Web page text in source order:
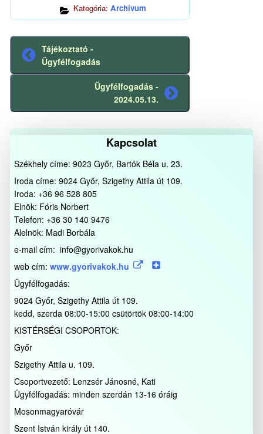
Kategória: Archívum
Előző
bejegyzés
Tájékoztató -
Ügyfélfogadás
bejegyzés
Ügyfélfogadás -
2024.05.13.
Kapcsolat
Székhely címe: 9023 Győr, Bartók Béla u. 23.
Iroda címe: 9024 Győr, Szigethy Attila út 109.
Iroda: +36 96 528 805
Elnök: Fóris Norbert
Telefon: +36 30 140 9476
Alelnök: Madi Borbála
e-mail cím: info@gyorivakok.hu
web cím: www.gyorivakok.hu
Ügyfélfogadás:
9024 Győr, Szigethy Attila út 109.
kedd, szerda 08:00-15:00 csütörtök 08:00-14:00
KISTÉRSÉGI CSOPORTOK:
Győr
Szigethy Attila u. 109.
Csoportvezető: Lenzsér Jánosné, Kati
Ügyfélfogadás: minden szerdán 13-16 óráig
Mosonmagyaróvár
Szent István király út 140.